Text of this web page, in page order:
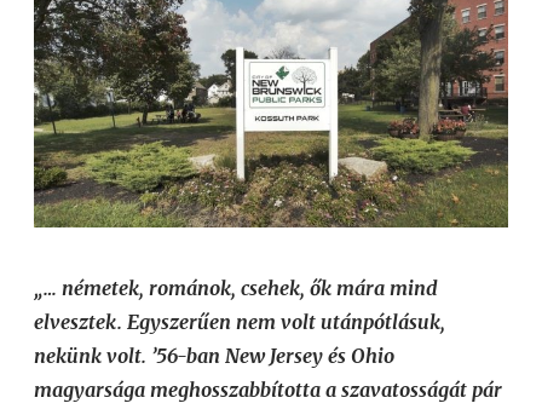
„… németek, románok, csehek, ők mára mind
elvesztek. Egyszerűen nem volt utánpótlásuk,
nekünk volt. ’56-ban New Jersey és Ohio
magyarsága meghosszabbította a szavatosságát pár